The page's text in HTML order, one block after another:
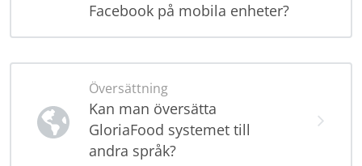
Facebook på mobila enheter?
Översättning
Kan man översätta
GloriaFood systemet till
andra språk?